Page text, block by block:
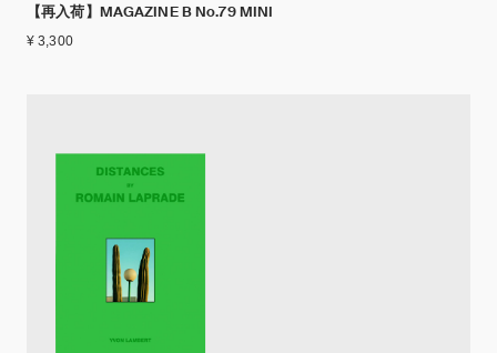
【再入荷】MAGAZINE B No.79 MINI
¥ 3,300